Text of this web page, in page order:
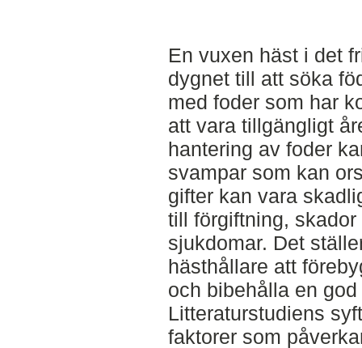
En vuxen häst i det
dygnet till att söka
med foder som har
att vara tillgängligt
hantering av foder
svampar som kan
gifter kan vara
till förgiftning,
sjukdomar. Det
hästhållare att
och bibehålla en
Litteraturstudiens
faktorer som